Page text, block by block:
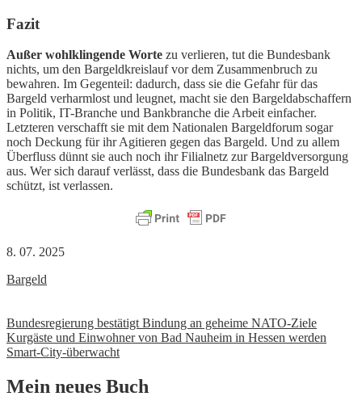
Fazit
Außer wohlklingende Worte zu verlieren, tut die Bundesbank
nichts, um den Bargeldkreislauf vor dem Zusammenbruch zu
bewahren. Im Gegenteil: dadurch, dass sie die Gefahr für das
Bargeld verharmlost und leugnet, macht sie den Bargeldabschaffern
in Politik, IT-Branche und Bankbranche die Arbeit einfacher.
Letzteren verschafft sie mit dem Nationalen Bargeldforum sogar
noch Deckung für ihr Agitieren gegen das Bargeld. Und zu allem
Überfluss dünnt sie auch noch ihr Filialnetz zur Bargeldversorgung
aus. Wer sich darauf verlässt, dass die Bundesbank das Bargeld
schützt, ist verlassen.
8. 07. 2025
Bargeld
Beitrags-
Navigation
Bundesregierung bestätigt Bindung an geheime NATO-Ziele
Kurgäste und Einwohner von Bad Nauheim in Hessen werden
Smart-City-überwacht
Mein neues Buch